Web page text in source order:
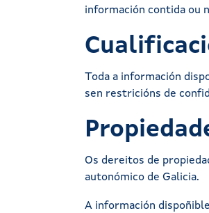
información contida ou
Toda a información
sen restricións de
Os dereitos de
autonómico de Galicia.
A información